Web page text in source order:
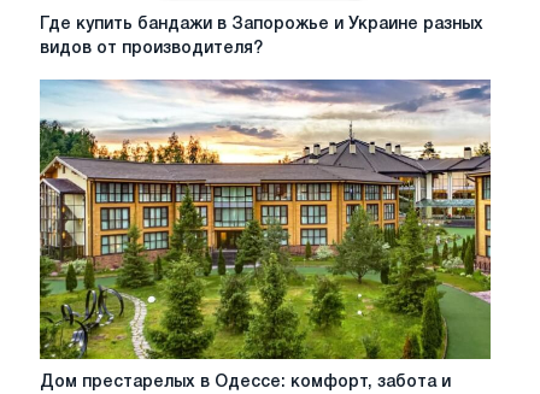
Где
купить
Запорожье
и
Украине
разных
видов
от
производителя?
Где купить бандажи в Запорожье и Украине разных
видов от производителя?
Дом
Дом престарелых в Одессе: комфорт, забота и